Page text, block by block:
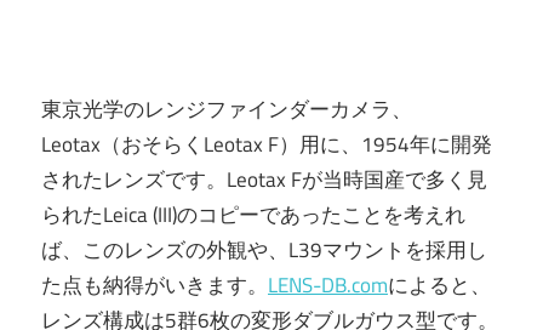
東京光学のレンジファインダーカメラ、
Leotax（おそらくLeotax F）用に、1954年に開発
されたレンズです。Leotax Fが当時国産で多く見
られたLeica (III)のコピーであったことを考えれ
ば、このレンズの外観や、L39マウントを採用し
た点も納得がいきます。 LENS-DB.comによると、
レンズ構成は5群6枚の変形ダブルガウス型です。